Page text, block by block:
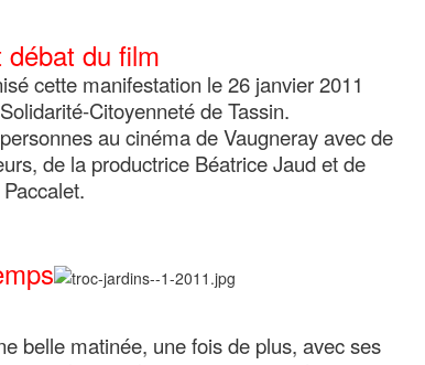
du film
cette manifestation le 26 janvier 2011
Citoyenneté de Tassin.
au cinéma de Vaugneray avec de
de la productrice Béatrice Jaud et de
belle matinée, une fois de plus, avec ses